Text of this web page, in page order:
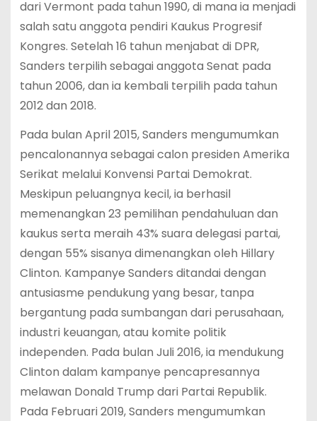
dari Vermont pada tahun 1990, di mana ia menjadi
salah satu anggota pendiri Kaukus Progresif
Kongres. Setelah 16 tahun menjabat di DPR,
Sanders terpilih sebagai anggota Senat pada
tahun 2006, dan ia kembali terpilih pada tahun
2012 dan 2018.
Pada bulan April 2015, Sanders mengumumkan
pencalonannya sebagai calon presiden Amerika
Serikat melalui Konvensi Partai Demokrat.
Meskipun peluangnya kecil, ia berhasil
memenangkan 23 pemilihan pendahuluan dan
kaukus serta meraih 43% suara delegasi partai,
dengan 55% sisanya dimenangkan oleh Hillary
Clinton. Kampanye Sanders ditandai dengan
antusiasme pendukung yang besar, tanpa
bergantung pada sumbangan dari perusahaan,
industri keuangan, atau komite politik
independen. Pada bulan Juli 2016, ia mendukung
Clinton dalam kampanye pencapresannya
melawan Donald Trump dari Partai Republik.
Pada Februari 2019, Sanders mengumumkan